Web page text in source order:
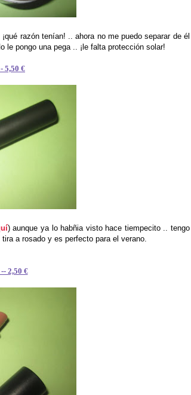
razón tenían! .. ahora no me puedo separar de él
pongo una pega .. ¡le falta protección solar!
5,50 €
) aunque ya lo habñia visto hace tiempecito .. tengo
a rosado y es perfecto para el verano.
2,50 €